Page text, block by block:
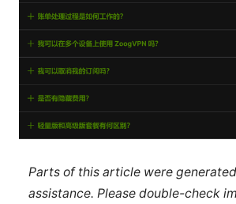
Parts of this article were
assistance. Please double-check